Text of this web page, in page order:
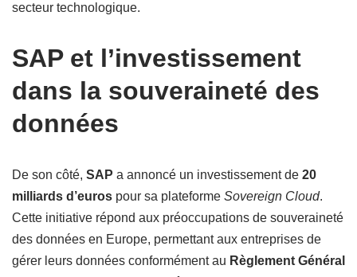
secteur technologique.
SAP et l’investissement
dans la souveraineté des
données
De son côté, SAP a annoncé un investissement de 20
milliards d’euros pour sa plateforme Sovereign Cloud.
Cette initiative répond aux préoccupations de souveraineté
des données en Europe, permettant aux entreprises de
gérer leurs données conformément au Règlement Général